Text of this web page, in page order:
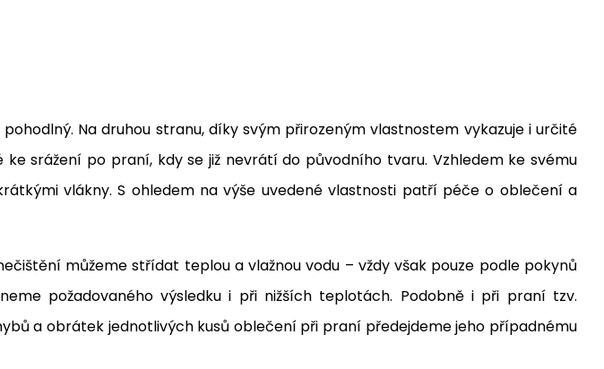
Na druhou stranu, díky svým přirozeným vlastnostem vykazuje i určité
srážení po praní, kdy se již nevrátí do původního tvaru. Vzhledem ke svému
vlákny. S ohledem na výše uvedené vlastnosti patří péče o oblečení a
můžeme střídat teplou a vlažnou vodu – vždy však pouze podle pokynů
požadovaného výsledku i při nižších teplotách. Podobně i při praní tzv.
a obrátek jednotlivých kusů oblečení při praní předejdeme jeho případnému